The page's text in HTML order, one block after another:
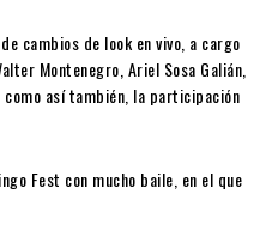
cambios de look en vivo, a cargo
Montenegro, Ariel Sosa Galián,
así también, la participación
Fest con mucho baile, en el que